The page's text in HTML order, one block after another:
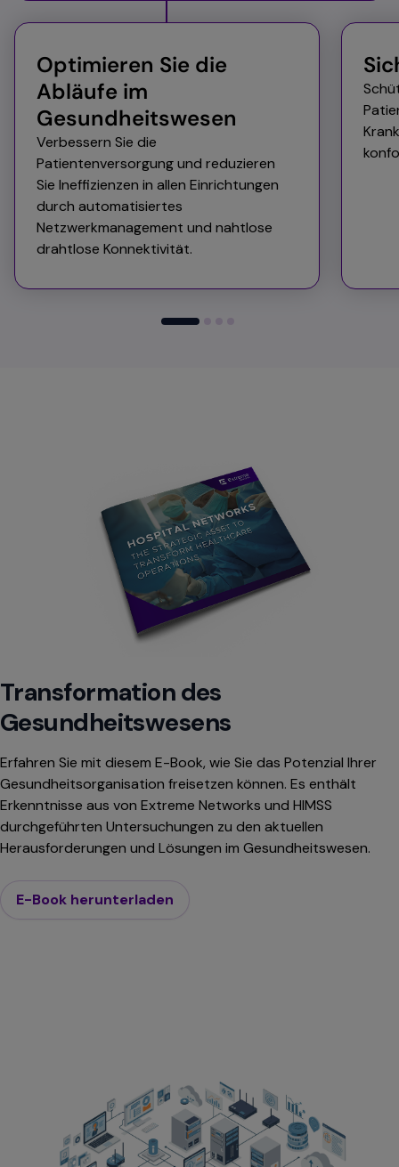
Optimieren Sie die
Abläufe im
Gesundheitswesen
Verbessern Sie die
Patientenversorgung und reduzieren
Sie Ineffizienzen in allen Einrichtungen
durch automatisiertes
Netzwerkmanagement und nahtlose
drahtlose Konnektivität.
Transformation des
Gesundheitswesens
Erfahren Sie mit diesem E-Book, wie Sie das Potenzial Ihrer
Gesundheitsorganisation freisetzen können. Es enthält
Erkenntnisse aus von Extreme Networks und HIMSS
durchgeführten Untersuchungen zu den aktuellen
Herausforderungen und Lösungen im Gesundheitswesen.
E-Book herunterladen